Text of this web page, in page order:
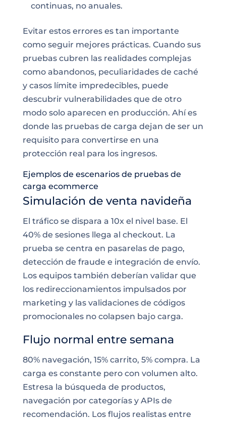
continuas, no anuales.
Evitar estos errores es tan importante
como seguir mejores prácticas. Cuando sus
pruebas cubren las realidades complejas
como abandonos, peculiaridades de caché
y casos límite impredecibles, puede
descubrir vulnerabilidades que de otro
modo solo aparecen en producción. Ahí es
donde las pruebas de carga dejan de ser un
requisito para convertirse en una
protección real para los ingresos.
Ejemplos de escenarios de pruebas de
carga ecommerce
Simulación de venta navideña
El tráfico se dispara a 10x el nivel base. El
40% de sesiones llega al checkout. La
prueba se centra en pasarelas de pago,
detección de fraude e integración de envío.
Los equipos también deberían validar que
los redireccionamientos impulsados por
marketing y las validaciones de códigos
promocionales no colapsen bajo carga.
Flujo normal entre semana
80% navegación, 15% carrito, 5% compra. La
carga es constante pero con volumen alto.
Estresa la búsqueda de productos,
navegación por categorías y APIs de
recomendación. Los flujos realistas entre